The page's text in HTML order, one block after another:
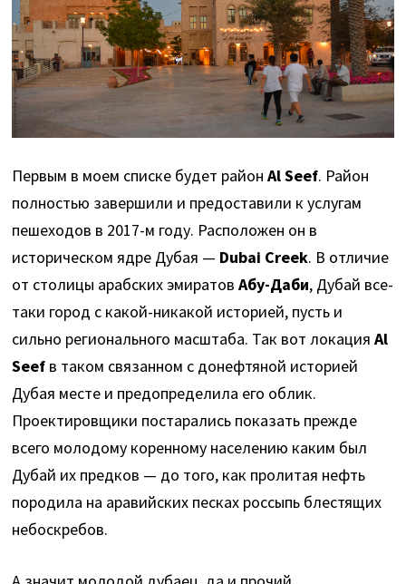
Первым в моем списке будет районAl Seef. Район
полностью завершили и предоставили к услугам
пешеходов в 2017-м году. Расположен он в
историческом ядре Дубая — Dubai Creek. В отличие
от столицы арабских эмиратовАбу-Даби, Дубай все-
таки город с какой-никакой историей, пусть и
сильно регионального масштаба. Так вот локацияAl
Seef в таком связанном с донефтяной историей
Дубая месте и предопределила его облик.
Проектировщики постарались показать прежде
всего молодому коренному населению каким был
Дубай их предков — до того, как пролитая нефть
породила на аравийских песках россыпь блестящих
небоскребов.